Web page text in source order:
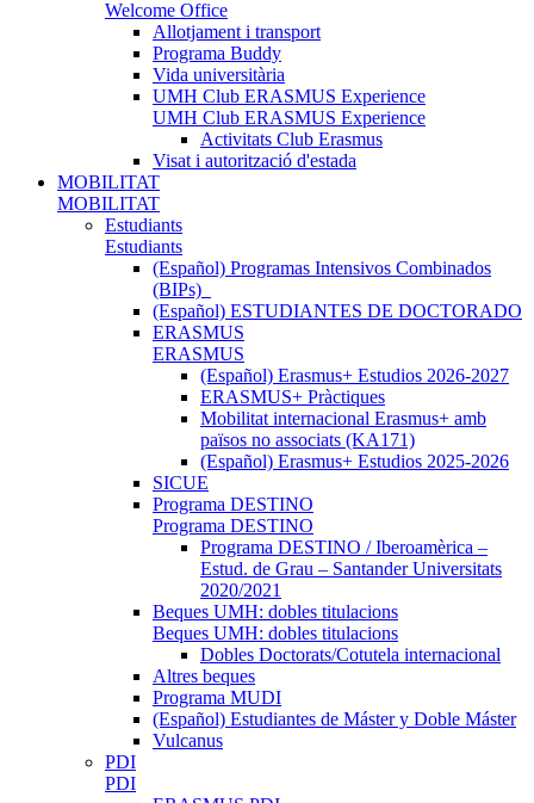
Welcome Office
Allotjament i transport
Programa Buddy
Vida universitària
UMH Club ERASMUS Experience
UMH Club ERASMUS Experience
Activitats Club Erasmus
Visat i autorització d'estada
MOBILITAT
MOBILITAT
Estudiants
Estudiants
(Español) Programas Intensivos Combinados
(BIPs)_
(Español) ESTUDIANTES DE DOCTORADO
ERASMUS
ERASMUS
(Español) Erasmus+ Estudios 2026-2027
ERASMUS+ Pràctiques
Mobilitat internacional Erasmus+ amb
països no associats (KA171)
(Español) Erasmus+ Estudios 2025-2026
SICUE
Programa DESTINO
Programa DESTINO
Programa DESTINO / Iberoamèrica –
Estud. de Grau – Santander Universitats
2020/2021
Beques UMH: dobles titulacions
Beques UMH: dobles titulacions
Dobles Doctorats/Cotutela internacional
Altres beques
Programa MUDI
(Español) Estudiantes de Máster y Doble Máster
Vulcanus
PDI
PDI